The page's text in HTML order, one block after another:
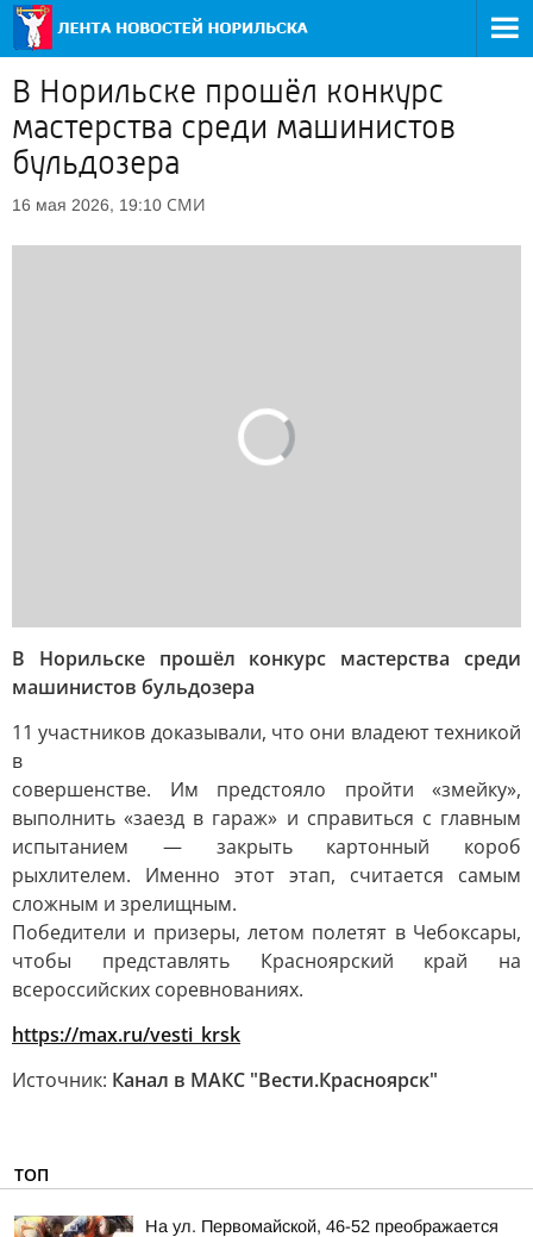
В Норильске прошёл конкурс
мастерства среди машинистов
бульдозера
16 мая 2026, 19:10 СМИ
В Норильске прошёл конкурс мастерства среди
машинистов бульдозера
11 участников доказывали, что они владеют техникой
в
совершенстве. Им предстояло пройти «змейку»,
выполнить «заезд в гараж» и справиться с главным
испытанием — закрыть картонный короб
рыхлителем. Именно этот этап, считается самым
сложным и зрелищным.
Победители и призеры, летом полетят в Чебоксары,
чтобы представлять Красноярский край на
всероссийских соревнованиях.
https://max.ru/vesti_krsk
Источник: Канал в МАКС "Вести.Красноярск"
ТОП
На ул. Первомайской, 46-52 преображается